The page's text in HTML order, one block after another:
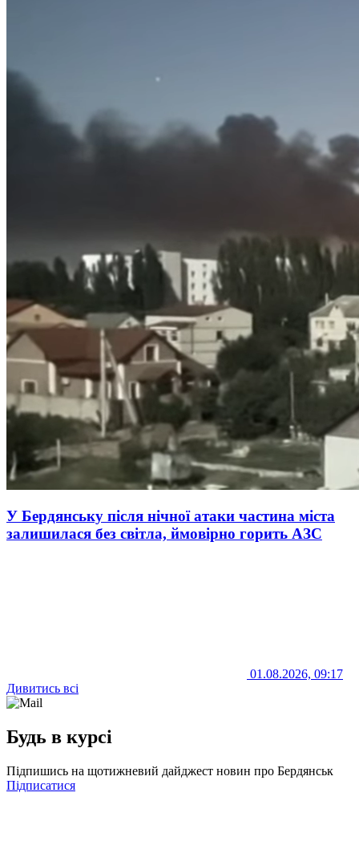
У Бердянську після нічної атаки частина міста
залишилася без світла, ймовірно горить АЗС
01.08.2026, 09:17
Дивитись всі
Будь в курсі
Підпишись на щотижневий дайджест новин про Бердянськ
Підписатися